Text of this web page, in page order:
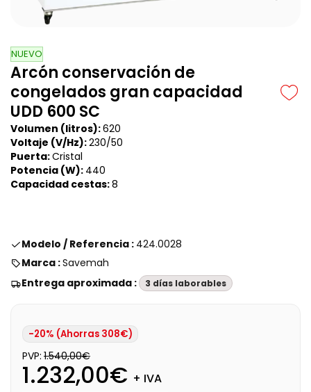
NUEVO
Arcón conservación de
congelados gran capacidad
UDD 600 SC
Volumen (litros):620
Voltaje (V/Hz):230/50
Puerta:Cristal
Potencia (W): 440
Capacidad cestas:8
Modelo / Referencia : 424.0028
Marca :Savemah
Entrega aproximada :
3 días laborables
-20% (Ahorras 308€)
PVP: 1.540,00€
1.232,00€ + IVA